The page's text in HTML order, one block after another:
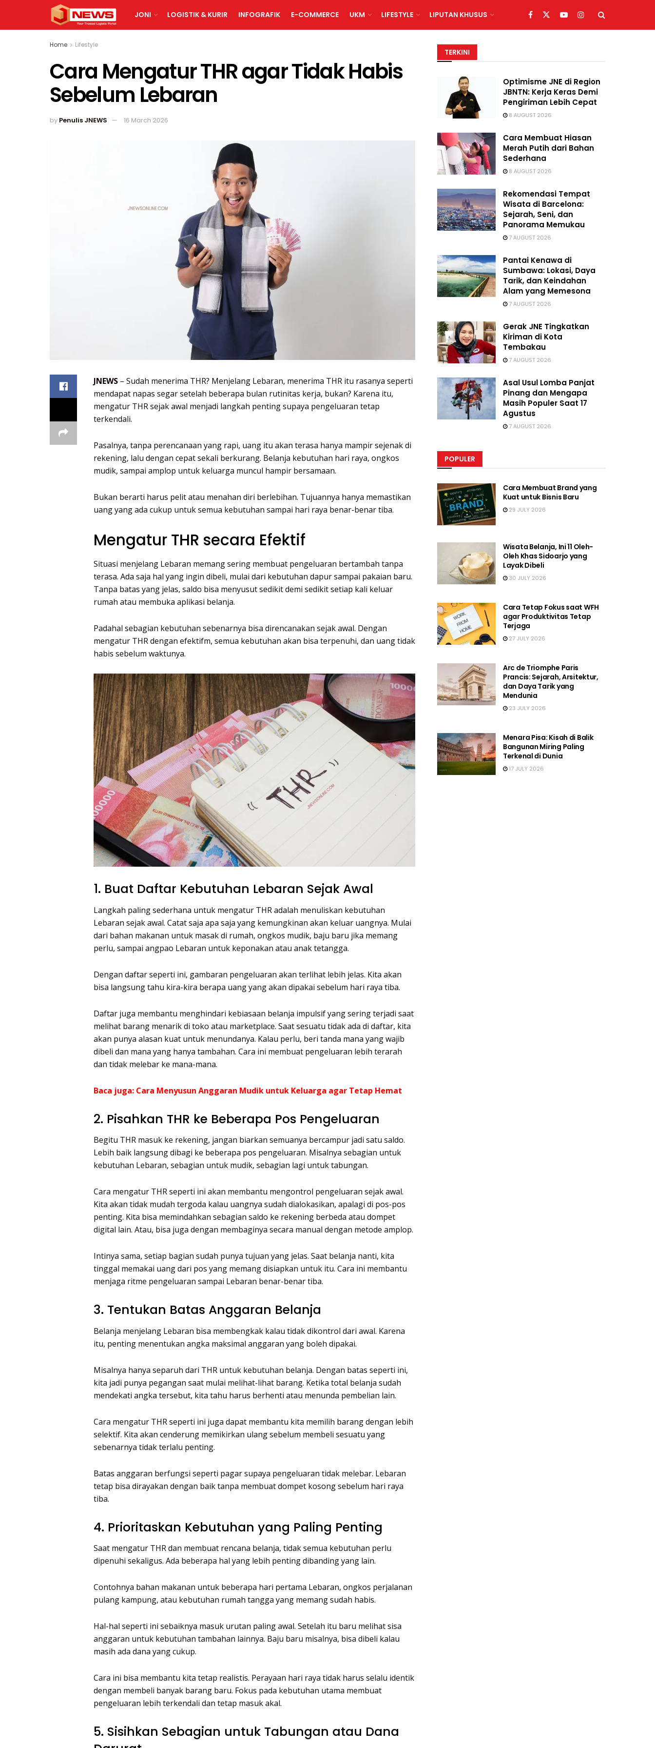
JONI LOGISTIK & KURIR INFOGRAFIK E-COMMERCE UKM LIFESTYLE LIPUTAN KHUSUS
Home Lifestyle
Cara Mengatur THR agar Tidak Habis
Sebelum Lebaran
by Penulis JNEWS 16 March 2026
JNEWS – Sudah menerima THR? Menjelang Lebaran, menerima THR itu rasanya seperti
mendapat napas segar setelah beberapa bulan rutinitas kerja, bukan? Karena itu,
mengatur THR sejak awal menjadi langkah penting supaya pengeluaran tetap
terkendali.
Pasalnya, tanpa perencanaan yang rapi, uang itu akan terasa hanya mampir sejenak di
rekening, lalu dengan cepat sekali berkurang. Belanja kebutuhan hari raya, ongkos
mudik, sampai amplop untuk keluarga muncul hampir bersamaan.
Bukan berarti harus pelit atau menahan diri berlebihan. Tujuannya hanya memastikan
uang yang ada cukup untuk semua kebutuhan sampai hari raya benar-benar tiba.
Mengatur THR secara Efektif
Situasi menjelang Lebaran memang sering membuat pengeluaran bertambah tanpa
terasa. Ada saja hal yang ingin dibeli, mulai dari kebutuhan dapur sampai pakaian baru.
Tanpa batas yang jelas, saldo bisa menyusut sedikit demi sedikit setiap kali keluar
rumah atau membuka aplikasi belanja.
Padahal sebagian kebutuhan sebenarnya bisa direncanakan sejak awal. Dengan
mengatur THR dengan efektifm, semua kebutuhan akan bisa terpenuhi, dan uang tidak
habis sebelum waktunya.
1. Buat Daftar Kebutuhan Lebaran Sejak Awal
Langkah paling sederhana untuk mengatur THR adalah menuliskan kebutuhan
Lebaran sejak awal. Catat saja apa saja yang kemungkinan akan keluar uangnya. Mulai
dari bahan makanan untuk masak di rumah, ongkos mudik, baju baru jika memang
perlu, sampai angpao Lebaran untuk keponakan atau anak tetangga.
Dengan daftar seperti ini, gambaran pengeluaran akan terlihat lebih jelas. Kita akan
bisa langsung tahu kira-kira berapa uang yang akan dipakai sebelum hari raya tiba.
Daftar juga membantu menghindari kebiasaan belanja impulsif yang sering terjadi saat
melihat barang menarik di toko atau marketplace. Saat sesuatu tidak ada di daftar, kita
akan punya alasan kuat untuk menundanya. Kalau perlu, beri tanda mana yang wajib
dibeli dan mana yang hanya tambahan. Cara ini membuat pengeluaran lebih terarah
dan tidak melebar ke mana-mana.
Baca juga: Cara Menyusun Anggaran Mudik untuk Keluarga agar Tetap Hemat
2. Pisahkan THR ke Beberapa Pos Pengeluaran
Begitu THR masuk ke rekening, jangan biarkan semuanya bercampur jadi satu saldo.
Lebih baik langsung dibagi ke beberapa pos pengeluaran. Misalnya sebagian untuk
kebutuhan Lebaran, sebagian untuk mudik, sebagian lagi untuk tabungan.
Cara mengatur THR seperti ini akan membantu mengontrol pengeluaran sejak awal.
Kita akan tidak mudah tergoda kalau uangnya sudah dialokasikan, apalagi di pos-pos
penting. Kita bisa memindahkan sebagian saldo ke rekening berbeda atau dompet
digital lain. Atau, bisa juga dengan membaginya secara manual dengan metode amplop.
Intinya sama, setiap bagian sudah punya tujuan yang jelas. Saat belanja nanti, kita
tinggal memakai uang dari pos yang memang disiapkan untuk itu. Cara ini membantu
menjaga ritme pengeluaran sampai Lebaran benar-benar tiba.
3. Tentukan Batas Anggaran Belanja
Belanja menjelang Lebaran bisa membengkak kalau tidak dikontrol dari awal. Karena
itu, penting menentukan angka maksimal anggaran yang boleh dipakai.
Misalnya hanya separuh dari THR untuk kebutuhan belanja. Dengan batas seperti ini,
kita jadi punya pegangan saat mulai melihat-lihat barang. Ketika total belanja sudah
mendekati angka tersebut, kita tahu harus berhenti atau menunda pembelian lain.
Cara mengatur THR seperti ini juga dapat membantu kita memilih barang dengan lebih
selektif. Kita akan cenderung memikirkan ulang sebelum membeli sesuatu yang
sebenarnya tidak terlalu penting.
Batas anggaran berfungsi seperti pagar supaya pengeluaran tidak melebar. Lebaran
tetap bisa dirayakan dengan baik tanpa membuat dompet kosong sebelum hari raya
tiba.
4. Prioritaskan Kebutuhan yang Paling Penting
Saat mengatur THR dan membuat rencana belanja, tidak semua kebutuhan perlu
dipenuhi sekaligus. Ada beberapa hal yang lebih penting dibanding yang lain.
Contohnya bahan makanan untuk beberapa hari pertama Lebaran, ongkos perjalanan
pulang kampung, atau kebutuhan rumah tangga yang memang sudah habis.
Hal-hal seperti ini sebaiknya masuk urutan paling awal. Setelah itu baru melihat sisa
anggaran untuk kebutuhan tambahan lainnya. Baju baru misalnya, bisa dibeli kalau
masih ada dana yang cukup.
Cara ini bisa membantu kita tetap realistis. Perayaan hari raya tidak harus selalu identik
dengan membeli banyak barang baru. Fokus pada kebutuhan utama membuat
pengeluaran lebih terkendali dan tetap masuk akal.
5. Sisihkan Sebagian untuk Tabungan atau Dana
TERKINI
Optimisme JNE di Region
JBNTN: Kerja Keras Demi
Pengiriman Lebih Cepat
8 AUGUST 2026
Cara Membuat Hiasan
Merah Putih dari Bahan
Sederhana
8 AUGUST 2026
Rekomendasi Tempat
Wisata di Barcelona:
Sejarah, Seni, dan
Panorama Memukau
7 AUGUST 2026
Pantai Kenawa di
Sumbawa: Lokasi, Daya
Tarik, dan Keindahan
Alam yang Memesona
7 AUGUST 2026
Gerak JNE Tingkatkan
Kiriman di Kota
Tembakau
7 AUGUST 2026
Asal Usul Lomba Panjat
Pinang dan Mengapa
Masih Populer Saat 17
Agustus
7 AUGUST 2026
POPULER
Cara Membuat Brand yang
Kuat untuk Bisnis Baru
29 JULY 2026
Wisata Belanja, Ini 11 Oleh-
Oleh Khas Sidoarjo yang
Layak Dibeli
30 JULY 2026
Cara Tetap Fokus saat WFH
agar Produktivitas Tetap
Terjaga
27 JULY 2026
Arc de Triomphe Paris
Prancis: Sejarah, Arsitektur,
dan Daya Tarik yang
Mendunia
23 JULY 2026
Menara Pisa: Kisah di Balik
Bangunan Miring Paling
Terkenal di Dunia
17 JULY 2026